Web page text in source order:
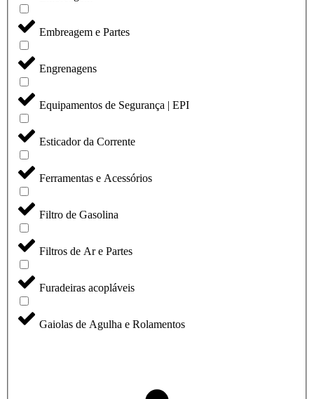
Embreagem e Partes
Engrenagens
Equipamentos de Segurança | EPI
Esticador da Corrente
Ferramentas e Acessórios
Filtro de Gasolina
Filtros de Ar e Partes
Furadeiras acopláveis
Gaiolas de Agulha e Rolamentos